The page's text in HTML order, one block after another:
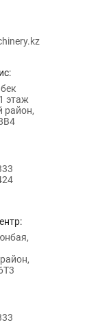
этаж
район,